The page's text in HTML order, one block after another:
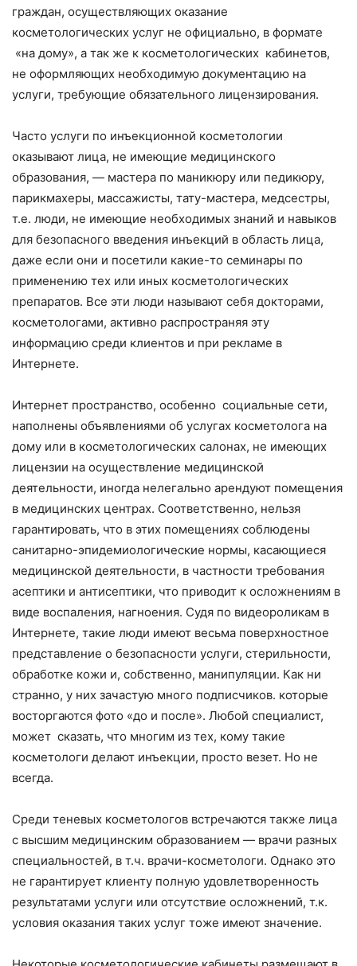
граждан, осуществляющих оказание
косметологических услуг не официально, в формате
«на дому», а так же к косметологических кабинетов,
не оформляющих необходимую документацию на
услуги, требующие обязательного лицензирования.
Часто услуги по инъекционной косметологии
оказывают лица, не имеющие медицинского
образования, — мастера по маникюру или педикюру,
парикмахеры, массажисты, тату-мастера, медсестры,
т.е. люди, не имеющие необходимых знаний и навыков
для безопасного введения инъекций в область лица,
даже если они и посетили какие-то семинары по
применению тех или иных косметологических
препаратов. Все эти люди называют себя докторами,
косметологами, активно распространяя эту
информацию среди клиентов и при рекламе в
Интернете.
Интернет пространство, особенно социальные сети,
наполнены объявлениями об услугах косметолога на
дому или в косметологических салонах, не имеющих
лицензии на осуществление медицинской
деятельности, иногда нелегально арендуют помещения
в медицинских центрах. Соответственно, нельзя
гарантировать, что в этих помещениях соблюдены
санитарно-эпидемиологические нормы, касающиеся
медицинской деятельности, в частности требования
асептики и антисептики, что приводит к осложнениям в
виде воспаления, нагноения. Судя по видеороликам в
Интернете, такие люди имеют весьма поверхностное
представление о безопасности услуги, стерильности,
обработке кожи и, собственно, манипуляции. Как ни
странно, у них зачастую много подписчиков. которые
восторгаются фото «до и после». Любой специалист,
может сказать, что многим из тех, кому такие
косметологи делают инъекции, просто везет. Но не
всегда.
Среди теневых косметологов встречаются также лица
с высшим медицинским образованием — врачи разных
специальностей, в т.ч. врачи-косметологи. Однако это
не гарантирует клиенту полную удовлетворенность
результатами услуги или отсутствие осложнений, т.к.
условия оказания таких услуг тоже имеют значение.